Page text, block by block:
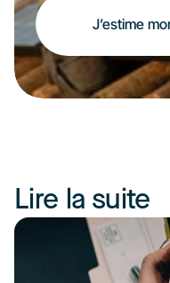
J’estime
Lire la suite